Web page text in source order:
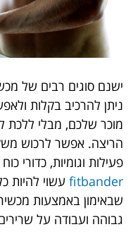
ישנם סוגים רבים של
ניתן להרכיב בקלות
מוכר שלכם, מבלי ללכת
הריצה. אפשר לרכוש
פעילות וגומיות, כדורי
fitbander עשוי להיות
שבאימון באמצעות
גבוהה ועבודה על